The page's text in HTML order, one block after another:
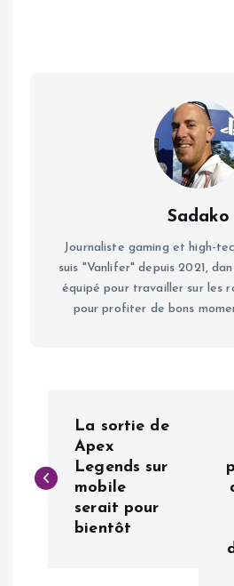
Sadako
Journaliste gaming et high-
suis "Vanlifer" depuis 2021,
équipé pour travailler sur les
pour profiter de bons
v
La sortie de
Apex
Legends sur
mobile
serait pour
bientôt